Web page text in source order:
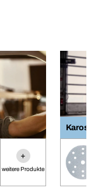
+
weitere Produkte